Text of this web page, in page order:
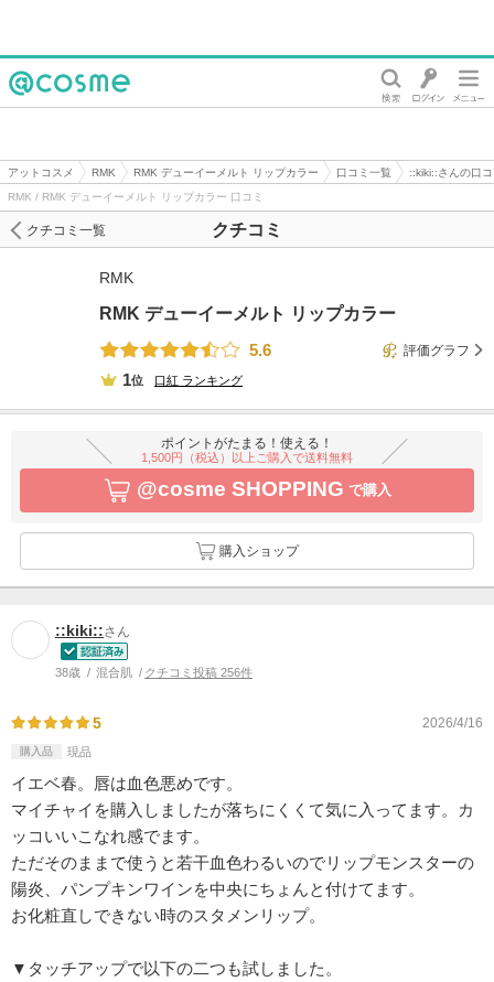
アットコスメ RMK RMK デューイーメルト リップカラー 口コミ一覧
::kiki::さんの口
RMK / RMK デューイーメルト リップカラー 口コミ
クチコミ
クチコミ一覧
RMK
RMK デューイーメルト リップカラー
5.6
評価グラフ
1位 口紅 ランキング
ポイントがたまる！使える！
1,500円（税込）以上ご購入で送料無料
@cosme SHOPPING で購入
購入ショップ
::kiki::さん
38歳 混合肌 クチコミ投稿 256件
5 2026/4/16
購入品 現品
イエベ春。唇は血色悪めです。
マイチャイを購入しましたが落ちにくくて気に入ってます。カ
ッコいいこなれ感でます。
ただそのままで使うと若干血色わるいのでリップモンスターの
陽炎、パンプキンワインを中央にちょんと付けてます。
お化粧直しできない時のスタメンリップ。
▼タッチアップで以下の二つも試しました。